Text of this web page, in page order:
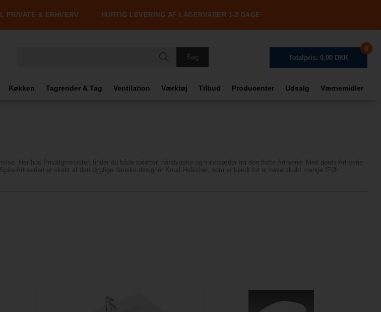
PRIVATE & ERHVERV HURTIG LEVERING AF LAGERVARER 1-2 DAGE
Totalpris: 0,00 DKK
0
Køkken Tagrender & Tag Ventilation Værktøj Tilbud Producenter Udsalg Værnemidler
Her hos Privatgrossisten finder du både toiletter, håndvaske og toiletsæder fra den flotte Art-serie. Med deres Art-serie
Art-serien er skabt af den dygtige danske designer Knud Holscher, som er kendt for at have skabt mange IFØ-